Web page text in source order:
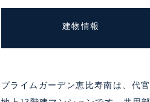
建物情報
プライムガーデン恵比寿南は、代